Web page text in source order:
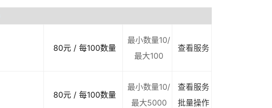
80元 / 每100数量
最小数量10/
最大100
查看服务
80元 / 每100数量
最小数量10/
最大5000
查看服务
批量操作